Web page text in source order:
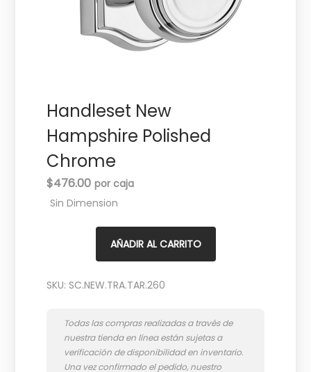
c
i
ó
d
o
Handleset New
Hampshire Polished
Chrome
$476.00
Sin Dimension
AÑADIR AL CARRITO
SKU: SC.NEW.TRA.TAR.260